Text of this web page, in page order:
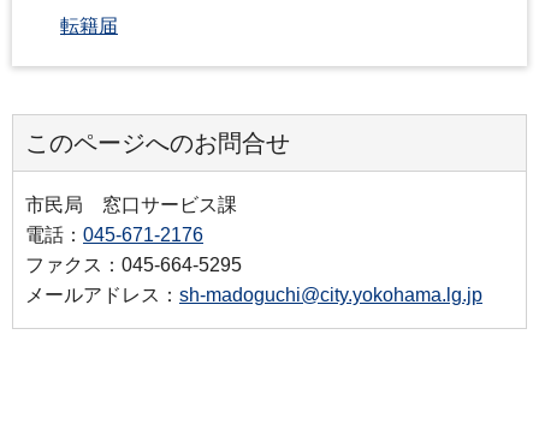
転籍届
このページへのお問合せ
市民局 窓口サービス課
電話： 045-671-2176
ファクス：045-664-5295
メールアドレス： sh-madoguchi@city.yokohama.lg.jp